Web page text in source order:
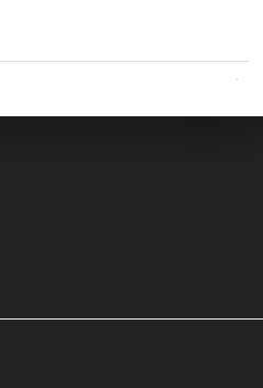
케치북5
케치북5